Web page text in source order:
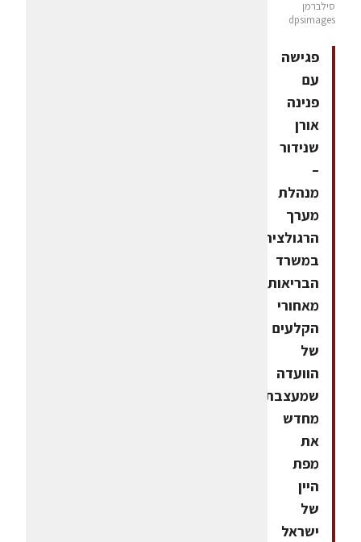
סילברמן
dpsimages
פגישה
עם
פנינה
אורן
שנידור
–
מנהלת
מערך
הרגולציה
במשרד
הבריאות:
מאחורי
הקלעים
של
הוועדה
שמעצבת
מחדש
את
מפת
היין
של
ישראל